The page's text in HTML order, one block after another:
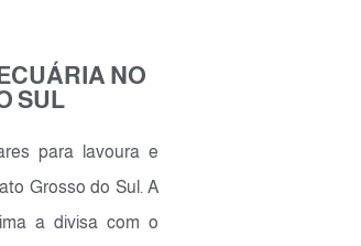
NO
SUL
para lavoura e
Grosso do Sul. A
a divisa com o